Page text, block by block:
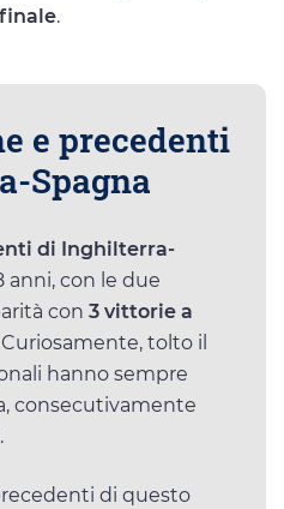
.
e precedenti
Spagna
di Inghilterra-
con le due
con 3 vittorie a
Curiosamente, tolto il
hanno sempre
consecutivamente
di questo